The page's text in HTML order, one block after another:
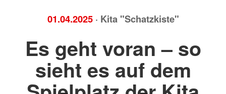
01.04.2025 · Kita "Schatzkiste"
Es geht voran – so
sieht es auf dem